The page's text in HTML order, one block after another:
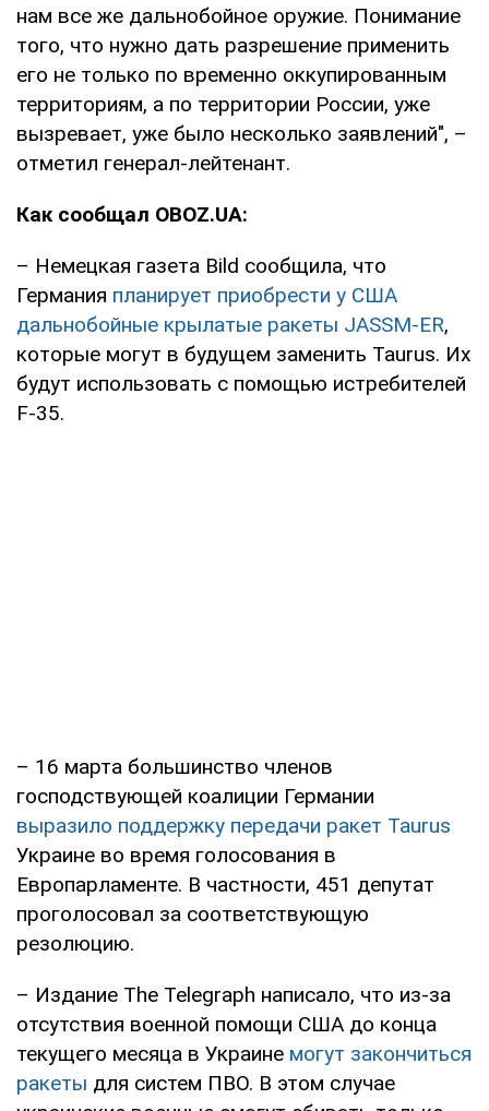
нам все же дальнобойное оружие. Понимание
того, что нужно дать разрешение применить
его не только по временно оккупированным
территориям, а по территории России, уже
вызревает, уже было несколько заявлений", –
отметил генерал-лейтенант.
Как сообщал OBOZ.UA:
– Немецкая газета Bild сообщила, что
Германия планирует приобрести у США
дальнобойные крылатые ракеты JASSM-ER,
которые могут в будущем заменить Taurus. Их
будут использовать с помощью истребителей
F-35.
– 16 марта большинство членов
господствующей коалиции Германии
выразило поддержку передачи ракет Taurus
Украине во время голосования в
Европарламенте. В частности, 451 депутат
проголосовал за соответствующую
резолюцию.
– Издание The Telegraph написало, что из-за
отсутствия военной помощи США до конца
текущего месяца в Украине могут закончиться
ракеты для систем ПВО. В этом случае